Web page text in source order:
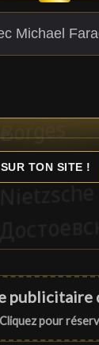
TON SITE !
Cliquez pour